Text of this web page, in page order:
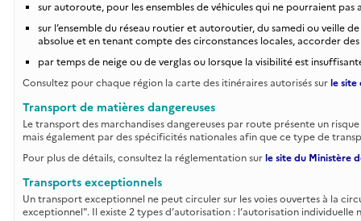
sur autoroute, pour les ensembles de véhicules qui ne pourraient pas
sur l’ensemble du réseau routier et autoroutier, du samedi ou veille
absolue et en tenant compte des circonstances locales, accorder
par temps de neige ou de verglas ou lorsque la visibilité est
Consultez pour chaque région la carte des itinéraires autorisés sur le site
Transport de matières dangereuses
Le transport des marchandises dangereuses par route présente un
mais également par des spécificités nationales afin que ce type de
Pour plus de détails, consultez la réglementation sur le site du Ministère
Transports exceptionnels
Un transport exceptionnel ne peut circuler sur les voies ouvertes à la
exceptionnel". Il existe 2 types d’autorisation : l’autorisation